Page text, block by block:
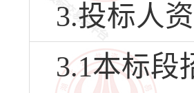
3.投标人
3.1本标段